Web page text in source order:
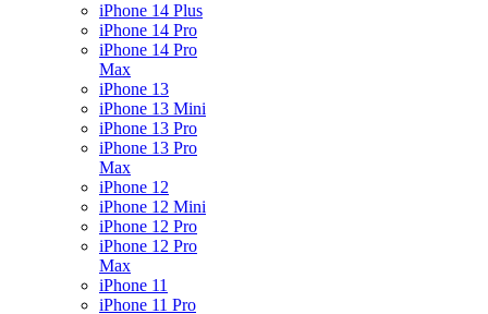
iPhone 14 Plus
iPhone 14 Pro
iPhone 14 Pro
Max
iPhone 13
iPhone 13 Mini
iPhone 13 Pro
iPhone 13 Pro
Max
iPhone 12
iPhone 12 Mini
iPhone 12 Pro
iPhone 12 Pro
Max
iPhone 11
iPhone 11 Pro